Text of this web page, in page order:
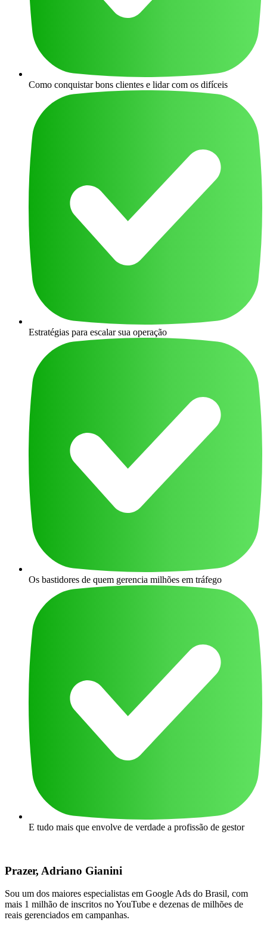
Como conquistar bons clientes e lidar com os difíceis
Estratégias para escalar sua operação
Os bastidores de quem gerencia milhões em tráfego
E tudo mais que envolve de verdade a profissão de gestor
Prazer, Adriano Gianini
Sou um dos maiores especialistas em Google Ads do Brasil, com
mais 1 milhão de inscritos no YouTube e dezenas de milhões de
reais gerenciados em campanhas.